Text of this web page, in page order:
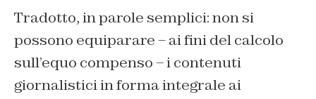
Tradotto, in parole semplici: non si
possono equiparare – ai fini del calcolo
sull’equo compenso – i contenuti
giornalistici in forma integrale ai